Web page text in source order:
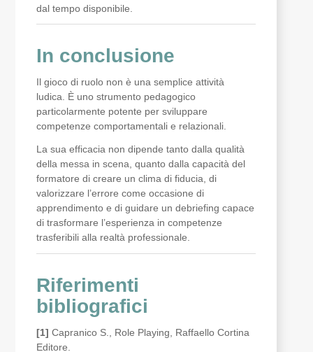
dal tempo disponibile.
In conclusione
Il gioco di ruolo non è una semplice attività
ludica. È uno strumento pedagogico
particolarmente potente per sviluppare
competenze comportamentali e relazionali.
La sua efficacia non dipende tanto dalla qualità
della messa in scena, quanto dalla capacità del
formatore di creare un clima di fiducia, di
valorizzare l’errore come occasione di
apprendimento e di guidare un debriefing capace
di trasformare l’esperienza in competenze
trasferibili alla realtà professionale.
Riferimenti
bibliografici
[1] Capranico S., Role Playing , Raffaello Cortina
Editore.